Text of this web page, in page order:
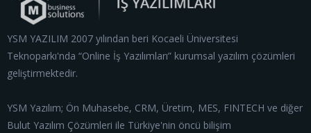
YSM YAZILIM 2007 yılından beri Kocaeli Üniversitesi
Teknoparkı'nda “Online İş Yazılımları” kurumsal yazılım çözümleri
geliştirmektedir.
YSM Yazılım; Ön Muhasebe, CRM, Üretim, MES, FINTECH ve diğer
Bulut Yazılım Çözümleri ile Türkiye'nin öncü bilişim